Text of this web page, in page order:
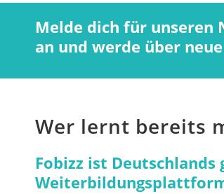
Melde dich für unseren
an und werde über
Wer lernt bereits
Fobizz ist